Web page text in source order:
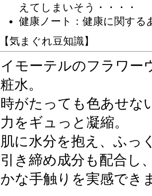
えてしまいそう・・・・
健康ノート：健康に関する
【気まぐれ豆知識】
イモーテルのフラワー
粧水。
時がたっても色あせな
力をギュっと凝縮。
肌に水分を抱え、ふっ
引き締め成分も配合し
かな手触りを実感でき